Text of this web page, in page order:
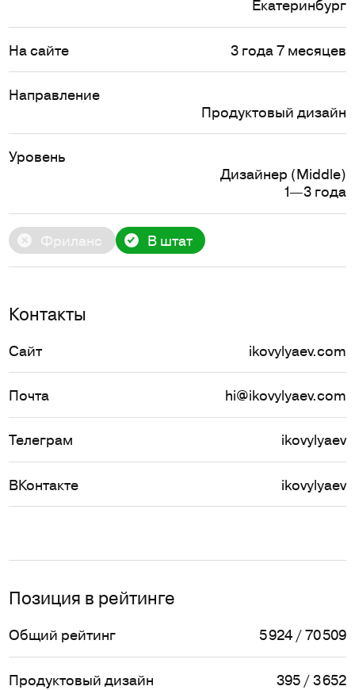
Екатеринбург
На сайте 3 года 7 месяцев
Направление
Продуктовый дизайн
Уровень
Дизайнер (Middle)
1—3 года
Фриланс В штат
Контакты
Сайт ikovylyaev.com
Почта hi@ikovylyaev.com
Телеграм ikovylyaev
ВКонтакте ikovylyaev
Позиция в рейтинге
Общий рейтинг 5 924 / 70 509
Продуктовый дизайн 395 / 3 652